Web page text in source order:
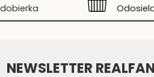
NEWSLETTER